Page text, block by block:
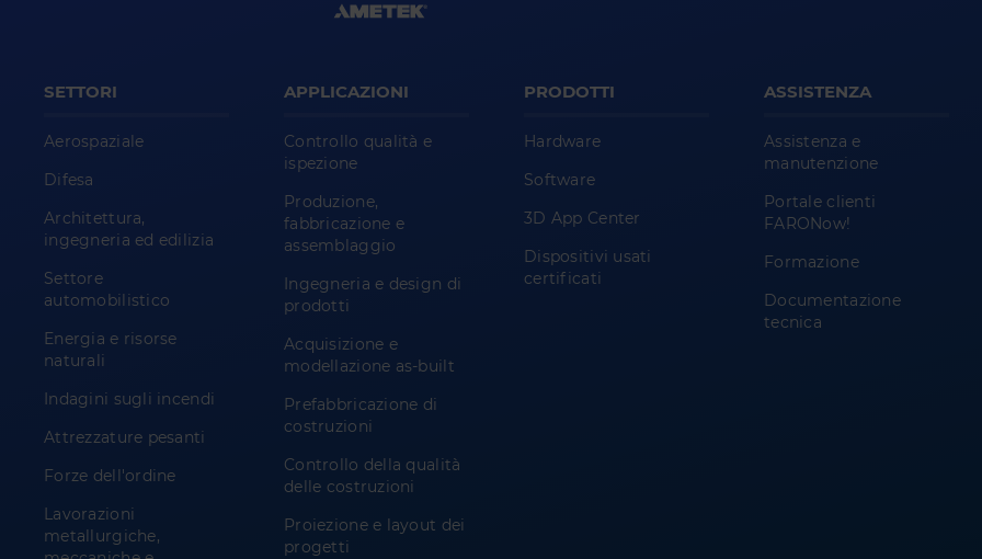
SETTORI
Aerospaziale
Difesa
Architettura,
ingegneria ed edilizia
Settore
automobilistico
Energia e risorse
naturali
Indagini sugli incendi
Attrezzature pesanti
Forze dell'ordine
Lavorazioni
metallurgiche,
APPLICAZIONI
Controllo qualità e
ispezione
Produzione,
fabbricazione e
assemblaggio
Ingegneria e design di
prodotti
Acquisizione e
modellazione as-built
Prefabbricazione di
costruzioni
Controllo della qualità
delle costruzioni
Proiezione e layout dei
progetti
PRODOTTI
Hardware
Software
3D App Center
Dispositivi usati
certificati
ASSISTENZA
Assistenza e
manutenzione
Portale clienti
FARONow!
Formazione
Documentazione
tecnica